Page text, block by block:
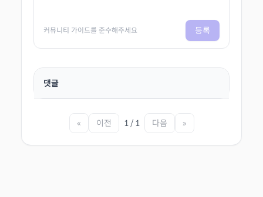
커뮤니티 가이드를 준수해주세요 등록
댓글
« 이전 1 / 1 다음 »